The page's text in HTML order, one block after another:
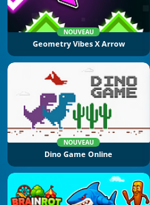
NOUVEAU
Geometry Vibes X Arrow
NOUVEAU
Dino Game Online